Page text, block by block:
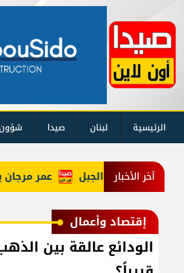
الرئيسية لبنان صيدا
آخر الأخبار عمر مرجان يطلق عيتا الجبل
إقتصاد وأعمال
الودائع عالقة بين